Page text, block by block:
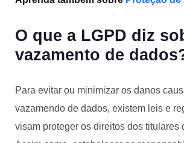
O que a LGPD diz
vazamento de
Para evitar ou minimizar os danos
vazamendo de dados, existem leis e
visam proteger os direitos dos titulares